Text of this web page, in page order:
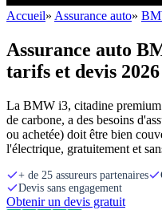
Accueil» Assurance auto»
Assurance auto
tarifs et devis 2026
La BMW i3, citadine
de carbone, a des besoins
ou achetée) doit être bien
l'électrique, gratuitement et
+ de 25 assureurs partenaires
Devis sans engagement
Obtenir un devis gratuit